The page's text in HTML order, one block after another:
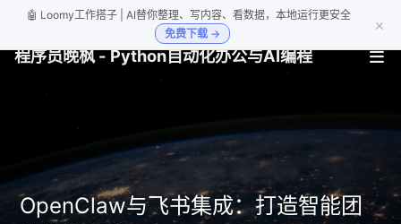
🤖 Loomy工作搭子 | AI替你整理、写内容、看数据，本地运行更安全
免费下载 →
×
程序员晚枫 - Python自动化办公与AI编程
OpenClaw与飞书集成：打造智能团